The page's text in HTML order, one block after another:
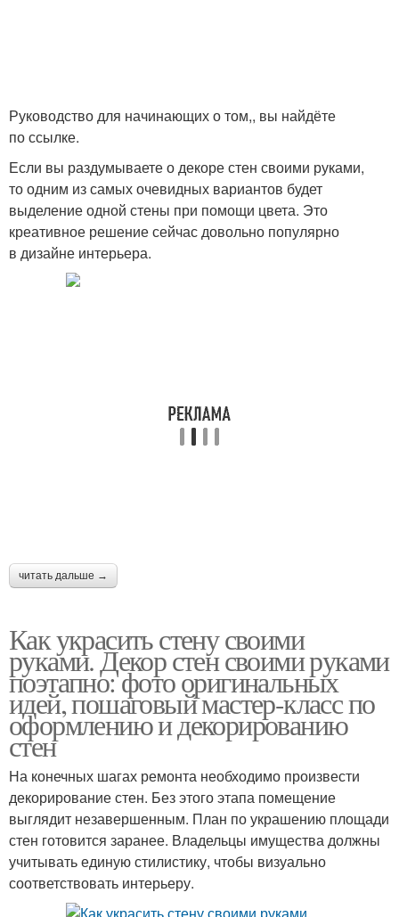
Руководство для начинающих о том,, вы найдёте
по ссылке.
Если вы раздумываете о декоре стен своими руками,
то одним из самых очевидных вариантов будет
выделение одной стены при помощи цвета. Это
креативное решение сейчас довольно популярно
в дизайне интерьера.
читать дальше →
Как украсить стену своими
руками. Декор стен своими руками
поэтапно: фото оригинальных
идей, пошаговый мастер-класс по
оформлению и декорированию
стен
На конечных шагах ремонта необходимо произвести
декорирование стен. Без этого этапа помещение
выглядит незавершенным. План по украшению площади
стен готовится заранее. Владельцы имущества должны
учитывать единую стилистику, чтобы визуально
соответствовать интерьеру.